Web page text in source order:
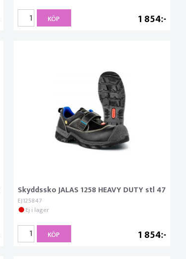
1 854
KÖP
Skyddssko JALAS 1258 HEAVY DUTY stl 47
EJ125847
Ej i lager
1 854
KÖP